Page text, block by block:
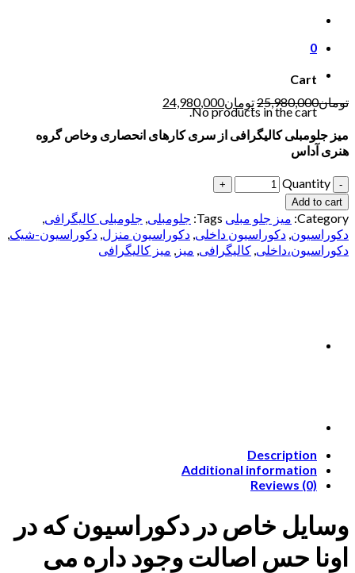
0
Cart
No products in the cart.
تومان25,980,000تومان24,980,000
میز جلومبلی کالیگرافی از سری کارهای انحصاری وخاص گروه
هنری آداس
Quantity
Add to cart
Category: میز جلو مبلی Tags: جلومبلی, جلومبلی کالیگرافی,
دکوراسیون, دکوراسیون داخلی, دکوراسیون منزل, دکوراسیون-شیک,
دکوراسیون،داخلی, کالیگرافی, میز , میز کالیگرافی
Description
Additional information
Reviews (0)
وسایل خاص در دکوراسیون که در
اونا حس اصالت وجود داره می